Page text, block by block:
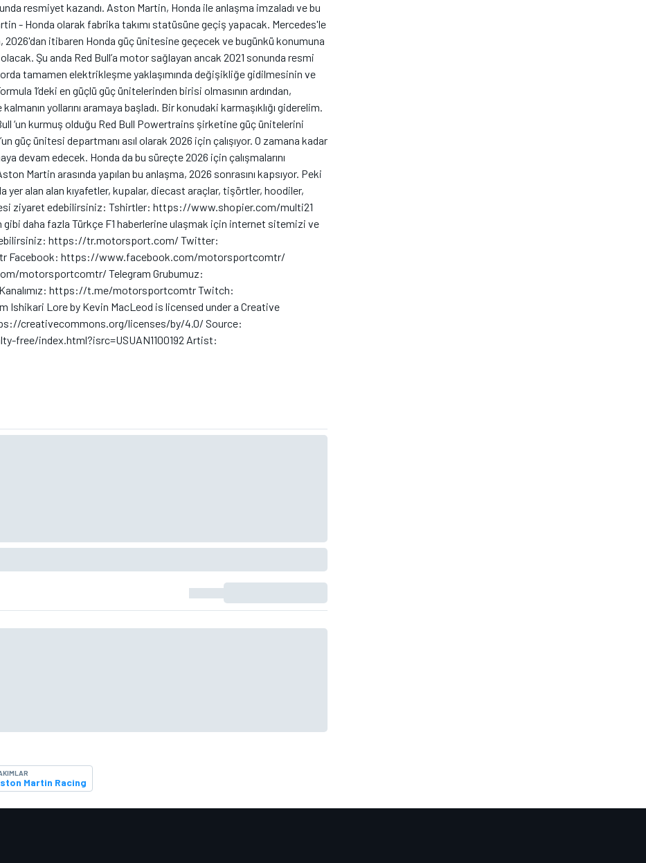
resmiyet kazandı. Aston Martin, Honda ile anlaşma imzaladı ve bu
- Honda olarak fabrika takımı statüsüne geçiş yapacak. Mercedes'le
2026'dan itibaren Honda güç ünitesine geçecek ve bugünkü konumuna
Şu anda Red Bull’a motor sağlayan ancak 2021 sonunda resmi
tamamen elektrikleşme yaklaşımında değişikliğe gidilmesinin ve
1’deki en güçlü güç ünitelerinden birisi olmasının ardından,
yollarını aramaya başladı. Bir konudaki karmaşıklığı giderelim.
‘un kurmuş olduğu Red Bull Powertrains şirketine güç ünitelerini
güç ünitesi departmanı asıl olarak 2026 için çalışıyor. O zamana kadar
devam edecek. Honda da bu süreçte 2026 için çalışmalarını
Martin arasında yapılan bu anlaşma, 2026 sonrasını kapsıyor. Peki
yer alan alan kıyafetler, kupalar, diecast araçlar, tişörtler, hoodiler,
ziyaret edebilirsiniz: Tshirtler: https://www.shopier.com/multi21
daha fazla Türkçe F1 haberlerine ulaşmak için internet sitemizi ve
https://tr.motorsport.com/ Twitter:
https://www.facebook.com/motorsportcomtr/
motorsportcomtr/ Telegram Grubumuz:
https://t.me/motorsportcomtr Twitch:
Lore by Kevin MacLeod is licensed under a Creative
creativecommons.org/licenses/by/4.0/ Source:
free/index.html?isrc=USUAN1100192 Artist:
Martin Racing